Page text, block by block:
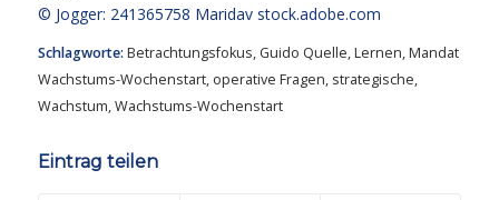
© Jogger: 241365758 Maridav stock.adobe.com
Schlagworte: Betrachtungsfokus, Guido Quelle,Lernen,Mandat
Wachstums-Wochenstart, operative Fragen, strategische,
Wachstum,Wachstums-Wochenstart
Eintrag teilen